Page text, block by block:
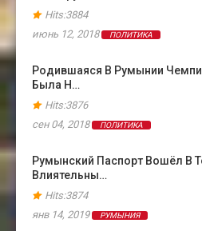
Hits:3884
июнь 12, 2018
ПОЛИТИКА
Родившаяся В Румынии
Была Н…
Hits:3876
сен 04, 2018
ПОЛИТИКА
Румынский Паспорт Вошёл В
Влиятельны…
Hits:3874
янв 14, 2019
РУМЫНИЯ